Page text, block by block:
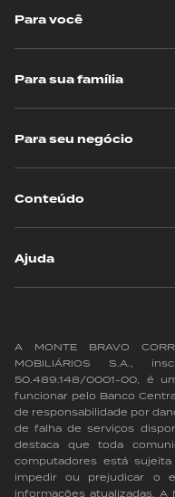
Para você
Para sua família
Para seu negócio
Conteúdo
Ajuda
A MONTE BRAVO
MOBILIÁRIOS S.A.,
50.489.148/0001-00, é
funcionar pelo Banco
de responsabilidade por
de falha de serviços
destaca que toda
computadores está
impedir ou prejudicar o
informações atualizadas.